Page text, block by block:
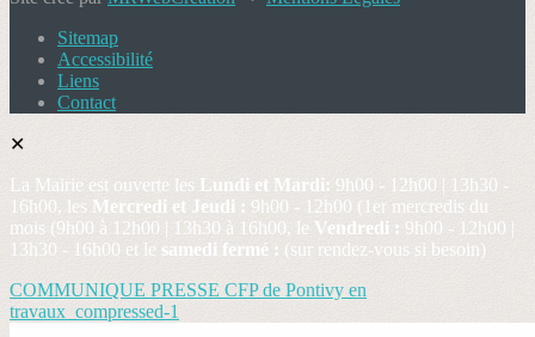
Sitemap
Accessibilité
Liens
Contact
✕
La Mairie est ouverte les Lundi et Mardi: 9h00 - 12h00 | 13h30 -
16h00, les Mercredi et Jeudi : 9h00 - 12h00 (1er mercredis du
mois (9h00 à 12h00 | 13h30 à 16h00, le Vendredi : 9h00 - 12h00 |
13h30 - 16h00 et le samedi fermé : (sur rendez-vous si besoin)
COMMUNIQUE PRESSE CFP de Pontivy en
travaux_compressed-1